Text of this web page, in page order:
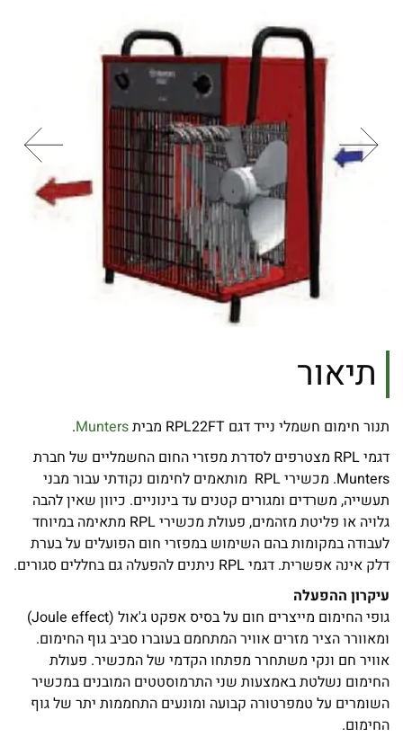
תיאור
תנור חימום חשמלי נייד דגם RPL22FT מבית Munters
.
דגמי RPL מצטרפים לסדרת מפזרי החום החשמליים של חברת
Munters. מכשירי RPL מותאמים לחימום נקודתי עבור מבני
תעשייה, משרדים ומגורים קטנים עד בינוניים. כיוון שאין להבה
גלויה או פליטת מזהמים, פעולת מכשירי RPL מתאימה במיוחד
לעבודה במקומות בהם השימוש במפזרי חום הפועלים על בערת
דלק אינה אפשרית. דגמי RPL ניתנים להפעלה גם בחללים סגורים.
עיקרון ההפעלה
גופי החימום מייצרים חום על בסיס אפקט ג'אול (Joule effect)
ומאוורר הציר מזרים אוויר המתחמם בעוברו סביב גוף החימום.
אוויר חם ונקי משתחרר מפתחו הקדמי של המכשיר. פעולת
החימום נשלטת באמצעות שני התרמוסטטים המובנים במכשיר
השומרים על טמפרטורה קבועה ומונעים התחממות יתר של גוף
החימום.